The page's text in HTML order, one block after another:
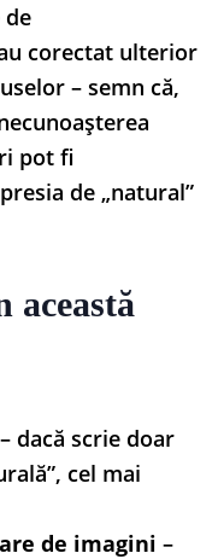
corectat ulterior
– semn că,
pot fi
de „natural”
această
– dacă scrie doar
cel mai
de imagini –